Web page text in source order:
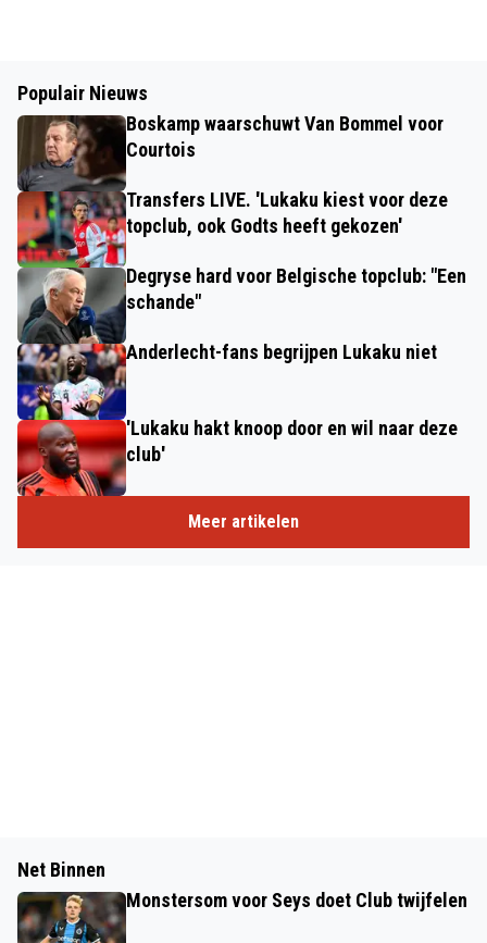
Populair Nieuws
Boskamp waarschuwt Van Bommel voor
Courtois
Transfers LIVE. 'Lukaku kiest voor deze
topclub, ook Godts heeft gekozen'
Degryse hard voor Belgische topclub: "Een
schande"
Anderlecht-fans begrijpen Lukaku niet
'Lukaku hakt knoop door en wil naar deze
club'
Meer artikelen
Net Binnen
Monstersom voor Seys doet Club twijfelen